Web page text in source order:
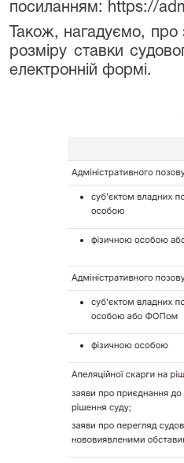
посиланням: https://
Також, нагадуємо, про
розміру ставки
електронній формі.